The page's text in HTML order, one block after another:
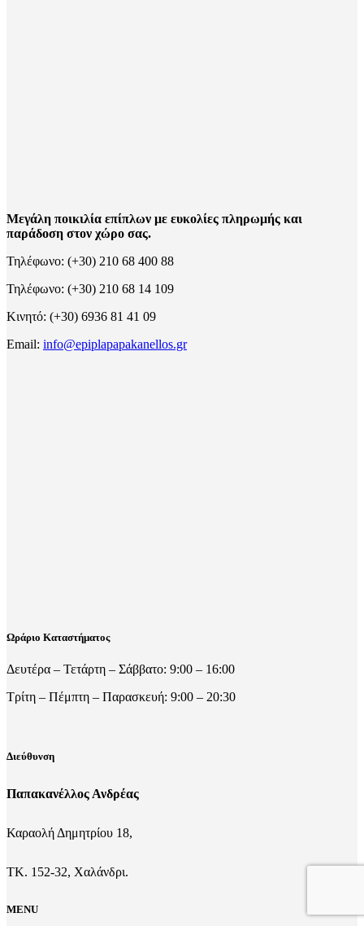
Μεγάλη ποικιλία επίπλων με ευκολίες πληρωμής και
παράδοση στον χώρο σας.
Τηλέφωνο: (+30) 210 68 400 88
Τηλέφωνο: (+30) 210 68 14 109
Κινητό: (+30) 6936 81 41 09
Email: info@epiplapapakanellos.gr
Ωράριο Καταστήματος
Δευτέρα – Τετάρτη – Σάββατο: 9:00 – 16:00
Τρίτη – Πέμπτη – Παρασκευή: 9:00 – 20:30
Διεύθυνση
Παπακανέλλος Ανδρέας
Καραολή Δημητρίου 18,
ΤΚ. 152-32, Χαλάνδρι.
MENU